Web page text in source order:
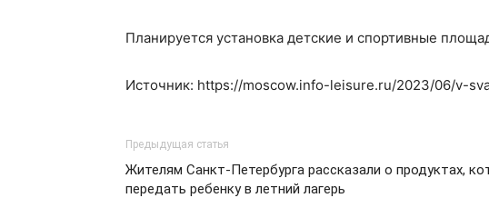
Планируется установка детские и спортивные
Источник: https://moscow.info-leisure.ru/2023/06/v-
Предыдущая статья
Жителям Санкт-Петербурга рассказали о продуктах,
передать ребенку в летний лагерь